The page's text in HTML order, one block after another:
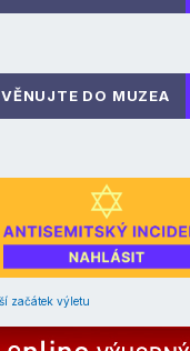
VĚNUJTE DO MUZEA